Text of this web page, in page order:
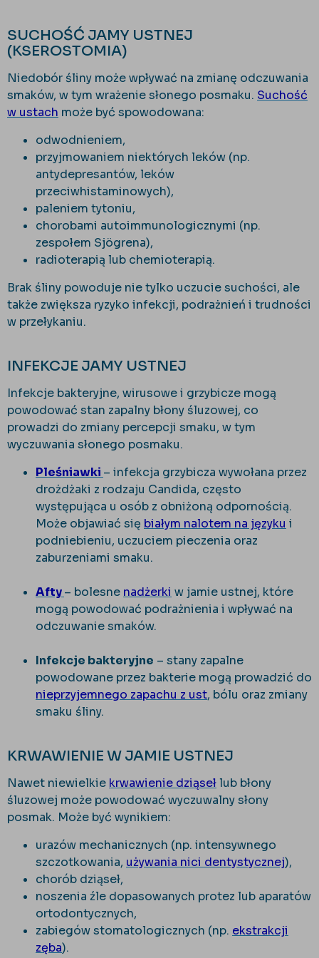
SUCHOŚĆ JAMY USTNEJ
(KSEROSTOMIA)
Niedobór śliny może wpływać na zmianę odczuwania
smaków, w tym wrażenie słonego posmaku. Suchość
w ustach może być spowodowana:
odwodnieniem,
przyjmowaniem niektórych leków (np.
antydepresantów, leków
przeciwhistaminowych),
paleniem tytoniu,
chorobami autoimmunologicznymi (np.
zespołem Sjögrena),
radioterapią lub chemioterapią.
Brak śliny powoduje nie tylko uczucie suchości, ale
także zwiększa ryzyko infekcji, podrażnień i trudności
w przełykaniu.
INFEKCJE JAMY USTNEJ
Infekcje bakteryjne, wirusowe i grzybicze mogą
powodować stan zapalny błony śluzowej, co
prowadzi do zmiany percepcji smaku, w tym
wyczuwania słonego posmaku.
Pleśniawki – infekcja grzybicza wywołana przez
drożdżaki z rodzaju Candida, często
występująca u osób z obniżoną odpornością.
Może objawiać się białym nalotem na języku i
podniebieniu, uczuciem pieczenia oraz
zaburzeniami smaku.
Afty– bolesne nadżerki w jamie ustnej, które
mogą powodować podrażnienia i wpływać na
odczuwanie smaków.
Infekcje bakteryjne – stany zapalne
powodowane przez bakterie mogą prowadzić do
nieprzyjemnego zapachu z ust, bólu oraz zmiany
smaku śliny.
KRWAWIENIE W JAMIE USTNEJ
Nawet niewielkie krwawienie dziąsełlub błony
śluzowej może powodować wyczuwalny słony
posmak. Może być wynikiem:
urazów mechanicznych (np. intensywnego
szczotkowania, używania nici dentystycznej),
chorób dziąseł,
noszenia źle dopasowanych protez lub aparatów
ortodontycznych,
zabiegów stomatologicznych (np. ekstrakcji
zęba).